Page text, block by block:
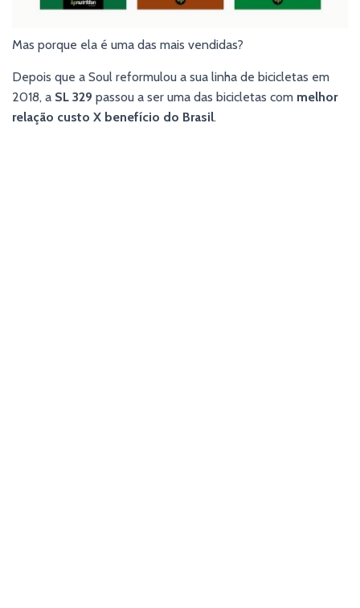
Mas porque ela é uma das mais vendidas?
Depois que a Soul reformulou a sua linha de bicicletas em
2018, a SL 329 passou a ser uma das bicicletas com melhor
relação custo X benefício do Brasil.